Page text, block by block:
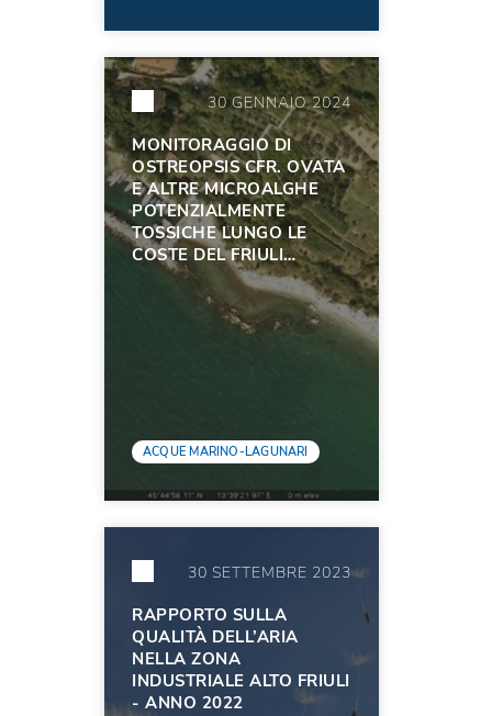
30 GENNAIO 2024
MONITORAGGIO DI
OSTREOPSIS CFR. OVATA
E ALTRE MICROALGHE
POTENZIALMENTE
TOSSICHE LUNGO LE
COSTE DEL FRIULI
VENEZIA GIULIA
NELL'ANNO 2023
ACQUE MARINO-LAGUNARI
30 SETTEMBRE 2023
RAPPORTO SULLA
QUALITÀ DELL’ARIA
NELLA ZONA
INDUSTRIALE ALTO FRIULI
- ANNO 2022